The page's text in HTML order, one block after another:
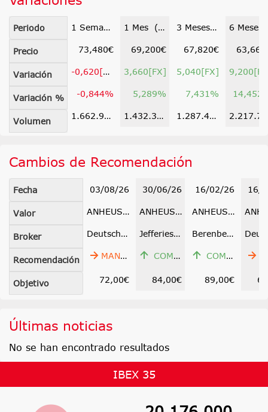
Periodo
Precio
Variación
Variación %
Volumen
1 Semana (03 ago)
73,480€
-0,620[FX]
-0,844%
1.662.994
1 Mes (09 jul)
69,200€
3,660[FX]
5,289%
1.432.397
3 Meses (11 may)
67,820€
5,040[FX]
7,431%
1.287.478
Cambios de Recomendación
Fecha
Valor
Broker
Recomendación
Objetivo
03/08/26
ANHEUSER-BUSCH INBEV SA/NV
Deutsche Bank
MANTENER
72,00€
30/06/26
ANHEUSER-BUSCH INBEV SA/NV
Jefferies & Co
COMPRAR
84,00€
16/02/26
ANHEUSER-BUSCH INBEV SA/NV
Berenberg
COMPRAR
89,00€
16/
Últimas noticias
No se han encontrado resultados
IBEX 35